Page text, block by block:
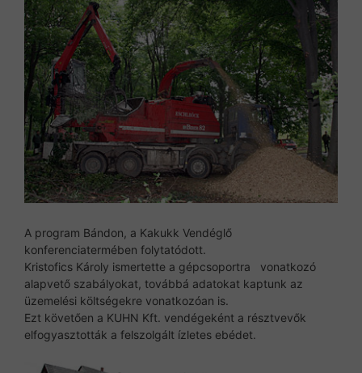
A program Bándon, a Kakukk Vendéglő
konferenciatermében folytatódott.
Kristofics Károly ismertette a gépcsoportra vonatkozó
alapvető szabályokat, továbbá adatokat kaptunk az
üzemelési költségekre vonatkozóan is.
Ezt követően a KUHN Kft. vendégeként a résztvevők
elfogyasztották a felszolgált ízletes ebédet.